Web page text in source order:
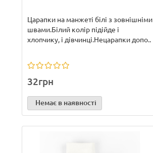
Царапки на манжеті білі з зовнішніми
швами.Білий колір підійде і
хлопчику, і дівчинці.Нецарапки допо..
32грн
Немає в наявності